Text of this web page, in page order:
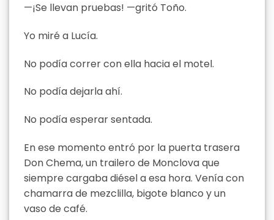
—¡Se llevan pruebas! —gritó Toño.
Yo miré a Lucía.
No podía correr con ella hacia el motel.
No podía dejarla ahí.
No podía esperar sentada.
En ese momento entró por la puerta trasera
Don Chema, un trailero de Monclova que
siempre cargaba diésel a esa hora. Venía con
chamarra de mezclilla, bigote blanco y un
vaso de café.